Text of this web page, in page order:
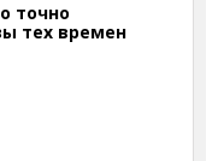
точно
тех времен